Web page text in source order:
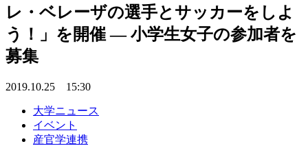
レ・ベレーザの選手とサッカーをしよ
う！」を開催 — 小学生女子の参加者を
募集
2019.10.25 15:30
大学ニュース
イベント
産官学連携